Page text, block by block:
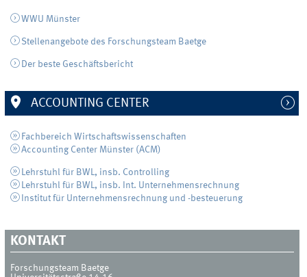
WWU Münster
Stellenangebote des Forschungsteam Baetge
Der beste Geschäftsbericht
ACCOUNTING CENTER
Fachbereich Wirtschaftswissenschaften
Accounting Center Münster (ACM)
Lehrstuhl für BWL, insb. Controlling
Lehrstuhl für BWL, insb. Int. Unternehmensrechnung
Institut für Unternehmensrechnung und -besteuerung
KONTAKT
Forschungsteam Baetge